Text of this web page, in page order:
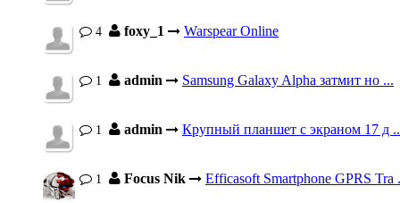
4 foxy_1 Warspear Online
1 admin Samsung Galaxy Alpha затмит но ...
1 admin Крупный планшет с экраном 17 д
1 Focus Nik Efficasoft Smartphone GPRS Tra